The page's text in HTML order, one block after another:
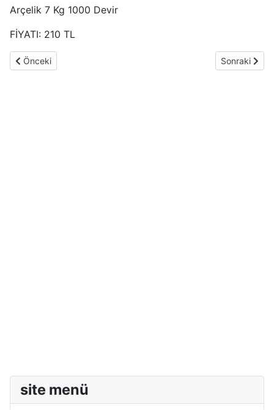
Arçelik 7 Kg 1000 Devir
FİYATI: 210 TL
Önceki makale: 2. eL 7 KİLO Bosch Maxx Çamaşır Makinesi A+
Önceki Sonraki
Sonraki
site menü